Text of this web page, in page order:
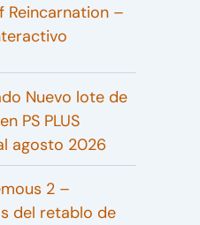
Reincarnation –
Nuevo lote de
PS PLUS
agosto 2026
2 –
del retablo de